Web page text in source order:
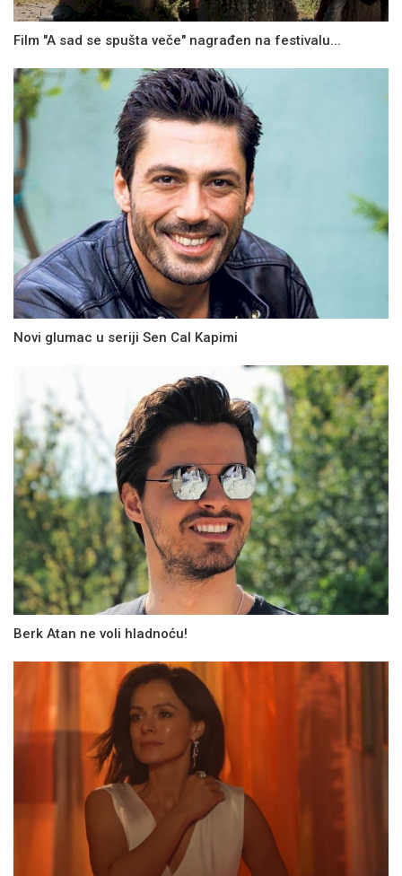
Film "A sad se spušta veče" nagrađen na festivalu...
Novi glumac u seriji Sen Cal Kapimi
Berk Atan ne voli hladnoću!